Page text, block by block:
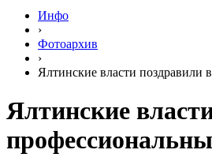
Инфо
›
Фотоархив
›
Ялтинские власти поздравили
Ялтинские